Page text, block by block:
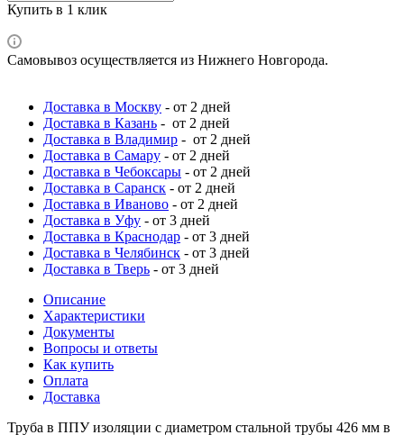
Купить в 1 клик
Самовывоз осуществляется из Нижнего Новгорода.
Доставка в Москву - от 2 дней
Доставка в Казань - от 2 дней
Доставка в Владимир - от 2 дней
Доставка в Самару - от 2 дней
Доставка в Чебоксары - от 2 дней
Доставка в Саранск - от 2 дней
Доставка в Иваново - от 2 дней
Доставка в Уфу - от 3 дней
Доставка в Краснодар - от 3 дней
Доставка в Челябинск - от 3 дней
Доставка в Тверь - от 3 дней
Описание
Характеристики
Документы
Вопросы и ответы
Как купить
Оплата
Доставка
Труба в ППУ изоляции с диаметром стальной трубы 426 мм в